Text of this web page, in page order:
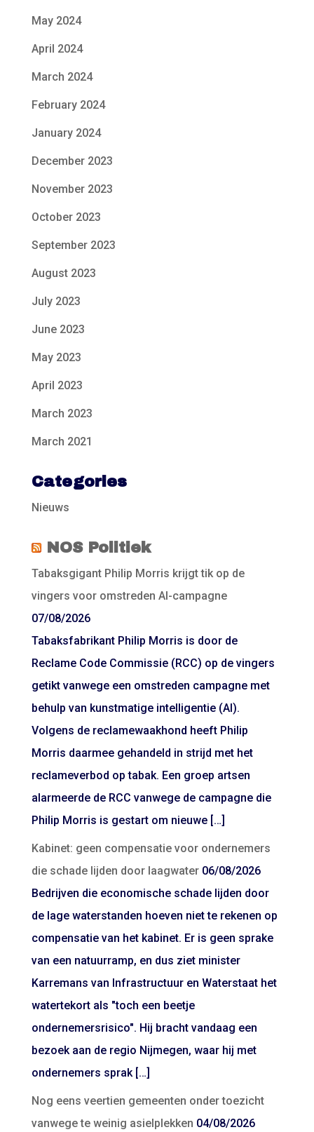
May 2024
April 2024
March 2024
February 2024
January 2024
December 2023
November 2023
October 2023
September 2023
August 2023
July 2023
June 2023
May 2023
April 2023
March 2023
March 2021
Categories
Nieuws
NOS Politiek
Tabaksgigant Philip Morris krijgt tik op de
vingers voor omstreden AI-campagne
07/08/2026
Tabaksfabrikant Philip Morris is door de
Reclame Code Commissie (RCC) op de vingers
getikt vanwege een omstreden campagne met
behulp van kunstmatige intelligentie (AI).
Volgens de reclamewaakhond heeft Philip
Morris daarmee gehandeld in strijd met het
reclameverbod op tabak. Een groep artsen
alarmeerde de RCC vanwege de campagne die
Philip Morris is gestart om nieuwe […]
Kabinet: geen compensatie voor ondernemers
die schade lijden door laagwater 06/08/2026
Bedrijven die economische schade lijden door
de lage waterstanden hoeven niet te rekenen op
compensatie van het kabinet. Er is geen sprake
van een natuurramp, en dus ziet minister
Karremans van Infrastructuur en Waterstaat het
watertekort als "toch een beetje
ondernemersrisico". Hij bracht vandaag een
bezoek aan de regio Nijmegen, waar hij met
ondernemers sprak […]
Nog eens veertien gemeenten onder toezicht
vanwege te weinig asielplekken 04/08/2026